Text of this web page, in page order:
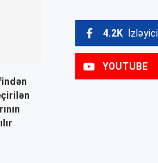
4.2K İzləyici
YOUTUBE